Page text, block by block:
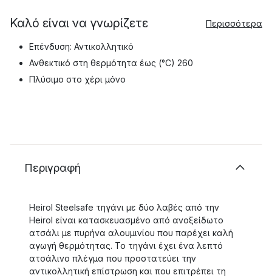
Καλό είναι να γνωρίζετε Περισσότερα
Επένδυση: Αντικολλητικό
Ανθεκτικό στη θερμότητα έως (°C) 260
Πλύσιμο στο χέρι μόνο
Περιγραφή
Heirol Steelsafe τηγάνι με δύο λαβές από την
Heirol είναι κατασκευασμένο από ανοξείδωτο
ατσάλι με πυρήνα αλουμινίου που παρέχει καλή
αγωγή θερμότητας. Το τηγάνι έχει ένα λεπτό
ατσάλινο πλέγμα που προστατεύει την
αντικολλητική επίστρωση και που επιτρέπει τη